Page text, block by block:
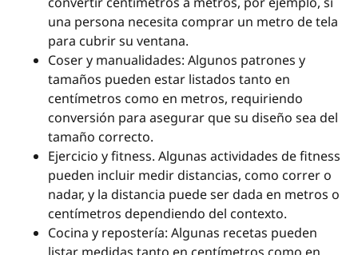
una persona necesita comprar un metro de tela
para cubrir su ventana.
Coser y manualidades: Algunos patrones y
tamaños pueden estar listados tanto en
centímetros como en metros, requiriendo
conversión para asegurar que su diseño sea del
tamaño correcto.
Ejercicio y fitness. Algunas actividades de fitness
pueden incluir medir distancias, como correr o
nadar, y la distancia puede ser dada en metros o
centímetros dependiendo del contexto.
Cocina y repostería: Algunas recetas pueden